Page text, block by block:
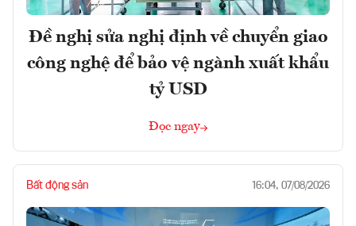
Đề nghị sửa nghị định về chuyển giao
công nghệ để bảo vệ ngành xuất khẩu
tỷ USD
Đọc ngay
Bất động sản 16:04, 07/08/2026